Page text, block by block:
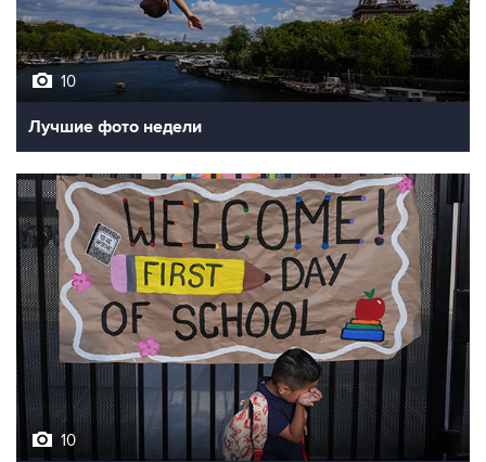
10
Лучшие фото недели
10